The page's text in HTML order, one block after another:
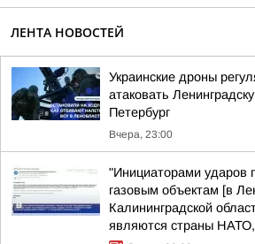
ЛЕНТА НОВОСТЕЙ
Украинские дроны
атаковать
Петербург
Вчера, 23:00
"Инициаторами ударов
газовым объектам [в
Калининградской
являются страны НАТО,